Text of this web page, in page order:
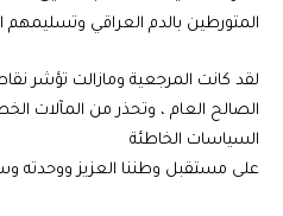
المتورطين بالدم العراقي وتسليمهم
لقد كانت المرجعية ومازالت تؤشر
الصالح العام ، وتحذر من المآلات
السياسات الخاطئة
على مستقبل وطننا العزيز ووحدته